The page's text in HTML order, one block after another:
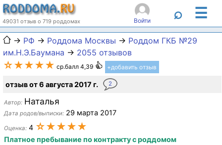
49031 отзыв о 719 роддомах Войти ⌕ ☰
→ РФ → Роддома Москвы → Роддом ГКБ №29
им.Н.Э.Баумана → 2055 отзывов
☆★★★★ ср.балл 4,39 +добавить отзыв
отзыв от 6 августа 2017 г. 2
Автор: Наталья
Дата родов/выписки: 29 марта 2017
Оценка: 4 ☆★★★★
Платное пребывание по контракту с роддомом